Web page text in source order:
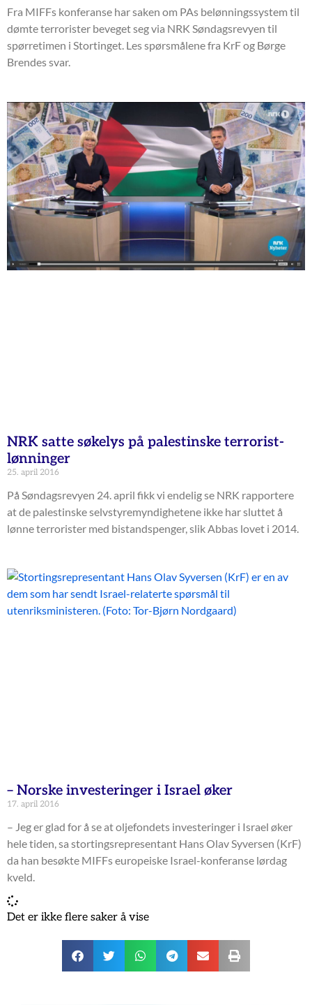
Fra MIFFs konferanse har saken om PAs belønningssystem til
dømte terrorister beveget seg via NRK Søndagsrevyen til
spørretimen i Stortinget. Les spørsmålene fra KrF og Børge
Brendes svar.
NRK satte søkelys på palestinske terrorist-
lønninger
25. april 2016
På Søndagsrevyen 24. april fikk vi endelig se NRK rapportere
at de palestinske selvstyremyndighetene ikke har sluttet å
lønne terrorister med bistandspenger, slik Abbas lovet i 2014.
– Norske investeringer i Israel øker
17. april 2016
– Jeg er glad for å se at oljefondets investeringer i Israel øker
hele tiden, sa stortingsrepresentant Hans Olav Syversen (KrF)
da han besøkte MIFFs europeiske Israel-konferanse lørdag
kveld.
Det er ikke flere saker å vise